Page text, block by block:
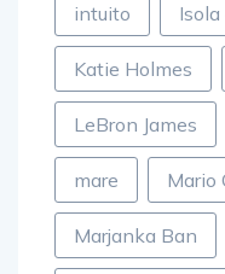
intuito
Katie Holmes
LeBron James
mare Mario
Marjanka Ban